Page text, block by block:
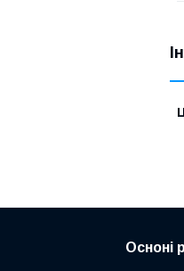
Осноні